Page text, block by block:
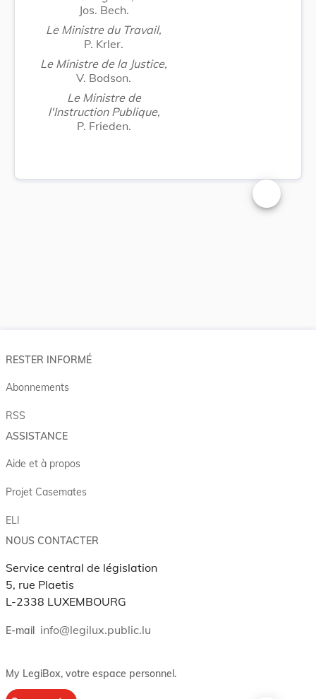
Jos. Bech.
Le Ministre du Travail,
P. Krler.
Le Ministre de la Justice,
V. Bodson.
Le Ministre de
l'Instruction Publique,
P. Frieden.
Changer la
RESTER INFORMÉ
Abonnements
RSS
ASSISTANCE
Aide et à propos
Projet Casemates
ELI
NOUS CONTACTER
Service central de législation
5, rue Plaetis
L-2338 LUXEMBOURG
E-mail info@legilux.public.lu
My LegiBox, votre espace personnel.